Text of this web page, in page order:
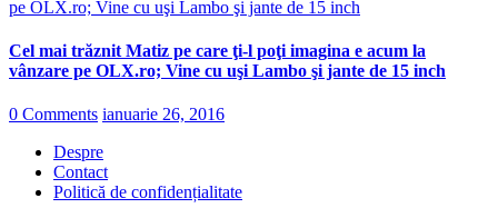
Cel mai trăznit Matiz pe care ţi-l poţi imagina e acum la
vânzare pe OLX.ro; Vine cu uşi Lambo şi jante de 15 inch
0 Comments ianuarie 26, 2016
Despre
Contact
Politică de confidențialitate